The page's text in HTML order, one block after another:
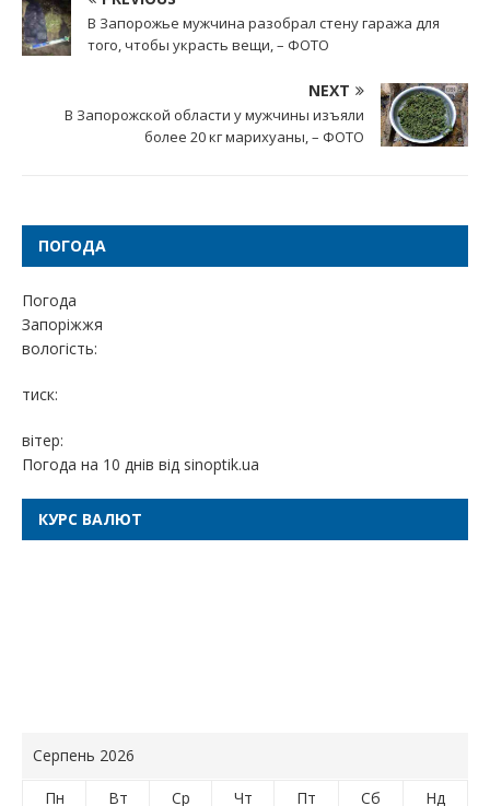
В Запорожье мужчина разобрал стену гаража для
того, чтобы украсть вещи, – ФОТО
NEXT
В Запорожской области у мужчины изъяли
более 20 кг марихуаны, – ФОТО
ПОГОДА
Погода
Запоріжжя
вологість:
тиск:
вітер:
Погода на 10 днів від sinoptik.ua
КУРС ВАЛЮТ
Серпень 2026
Пн Вт Ср Чт Пт Сб
Нд